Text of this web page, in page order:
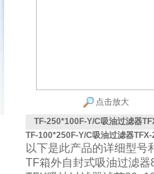
点击放大
TF-250*100F-Y/C吸油过滤器
TF-100*250F-Y/C吸油过滤器
以下是此产品的详细型号
TF箱外自封式吸油过滤